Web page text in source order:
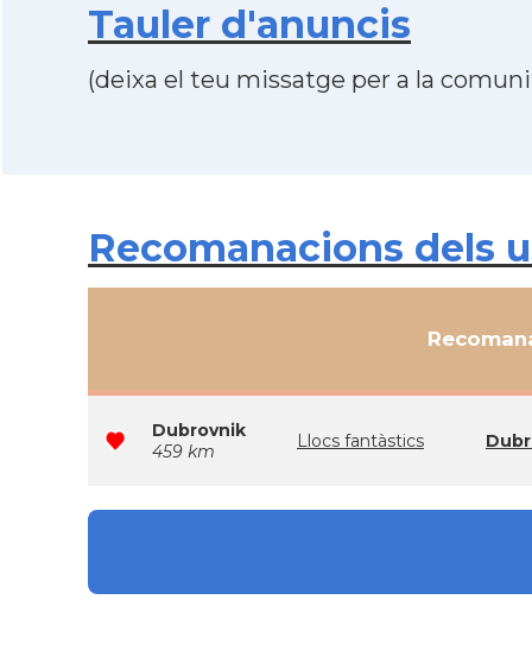
Tauler d'anuncis
(deixa el teu missatge per a la
Recomanacions dels
Dubrovnik
459 km
Llocs fantàstics